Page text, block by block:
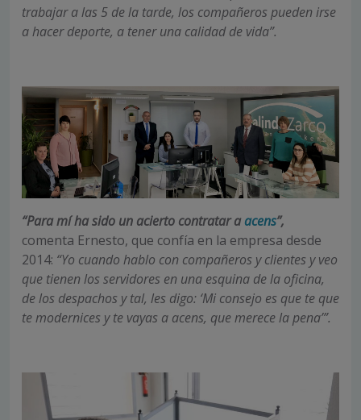
trabajar a las 5 de la tarde, los compañeros pueden irse
a hacer deporte, a tener una calidad de vida”.
“Para mí ha sido un acierto contratar a acens”,
comenta Ernesto, que confía en la empresa desde
2014: “Yo cuando hablo con compañeros y clientes y veo
que tienen los servidores en una esquina de la oficina,
de los despachos y tal, les digo: ‘Mi consejo es que te que
te modernices y te vayas a acens, que merece la pena’”.